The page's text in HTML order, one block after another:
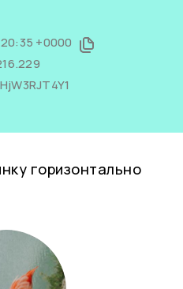
+0000
горизонтально